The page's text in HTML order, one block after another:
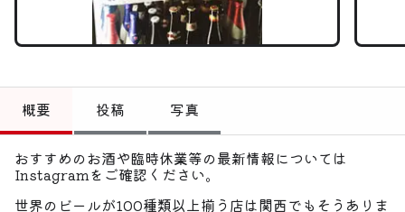
お知らせ
トップ
偏愛コミュニティ
投稿
概要 投稿 写真
おすすめのお酒や臨時休業等の最新情報については
Instagramをご確認ください。
世界のビールが100種類以上揃う店は関西でもそうありま